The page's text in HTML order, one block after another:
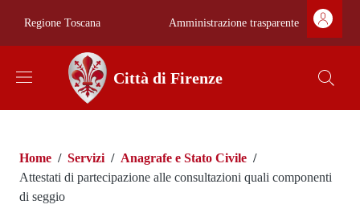
Regione Toscana Zona
Amministrazione trasparente
Città di Firenze
Briciole di pane
Home / Servizi / Anagrafe e Stato Civile /
Attestati di partecipazione alle consultazioni quali componenti
di seggio